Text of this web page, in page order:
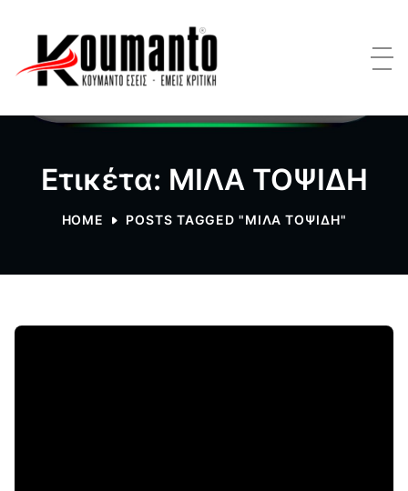
Ετικέτα: ΜΙΛΑ ΤΟΨΙΔΗ
HOME POSTS TAGGED "ΜΙΛΑ ΤΟΨΙΔΗ"